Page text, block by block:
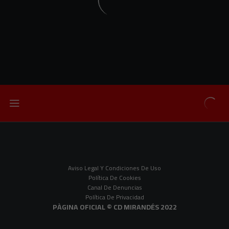
Aviso Legal Y Condiciones De Uso
Política De Cookies
Canal De Denuncias
Política De Privacidad
PÀGINA OFICIAL © CD MIRANDÉS 2022